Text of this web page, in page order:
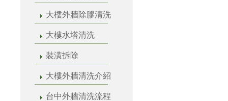
大樓外牆除膠清洗
大樓水塔清洗
裝潢拆除
大樓外牆清洗介紹
台中外牆清洗流程